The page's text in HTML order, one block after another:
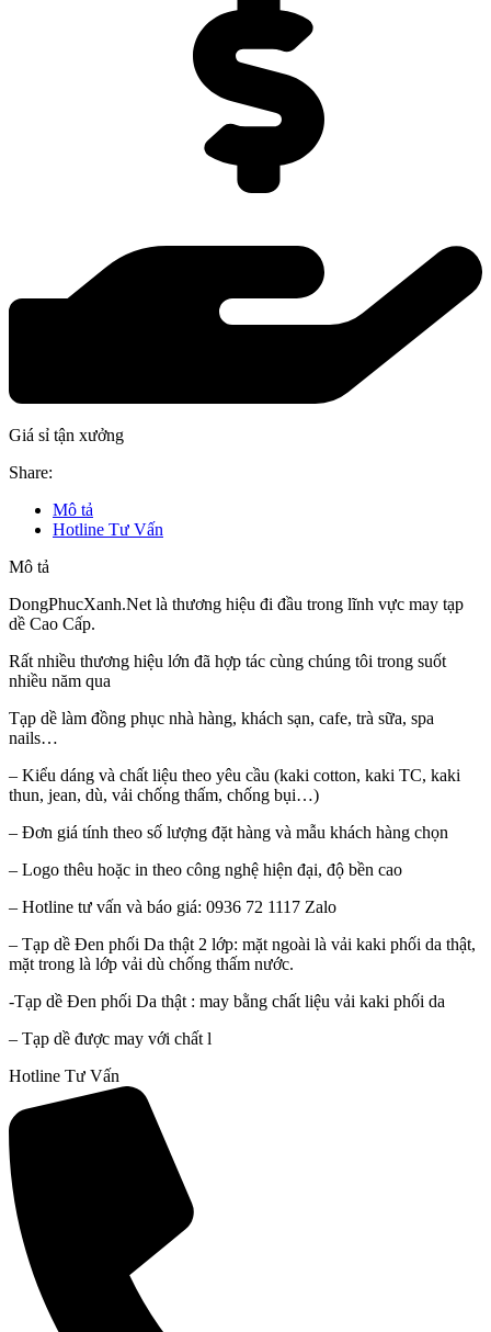
Giá sỉ tận xưởng
Share:
Mô tả
Hotline Tư Vấn
Mô tả
DongPhucXanh.Net là thương hiệu đi đầu trong lĩnh vực may tạp
dề Cao Cấp.
Rất nhiều thương hiệu lớn đã hợp tác cùng chúng tôi trong suốt
nhiều năm qua
Tạp dề làm đồng phục nhà hàng, khách sạn, cafe, trà sữa, spa
nails…
– Kiểu dáng và chất liệu theo yêu cầu (kaki cotton, kaki TC, kaki
thun, jean, dù, vải chống thấm, chống bụi…)
– Đơn giá tính theo số lượng đặt hàng và mẫu khách hàng chọn
– Logo thêu hoặc in theo công nghệ hiện đại, độ bền cao
– Hotline tư vấn và báo giá: 0936 72 1117 Zalo
– Tạp dề Đen phối Da thật 2 lớp: mặt ngoài là vải kaki phối da thật,
mặt trong là lớp vải dù chống thấm nước.
-Tạp dề Đen phối Da thật : may bằng chất liệu vải kaki phối da
– Tạp dề được may với chất l
Hotline Tư Vấn